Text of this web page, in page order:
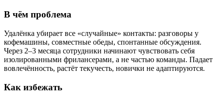
В чём проблема
Удалёнка убирает все «случайные» контакты: разговоры у
кофемашины, совместные обеды, спонтанные обсуждения.
Через 2–3 месяца сотрудники начинают чувствовать себя
изолированными фрилансерами, а не частью команды. Падает
вовлечённость, растёт текучесть, новички не адаптируются.
Как избежать